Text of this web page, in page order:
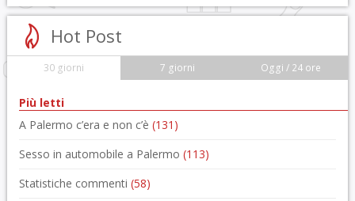
Hot Post
30 giorni 7 giorni Oggi / 24 ore
Più letti
A Palermo c’era e non c’è (131)
Sesso in automobile a Palermo (113)
Statistiche commenti (58)